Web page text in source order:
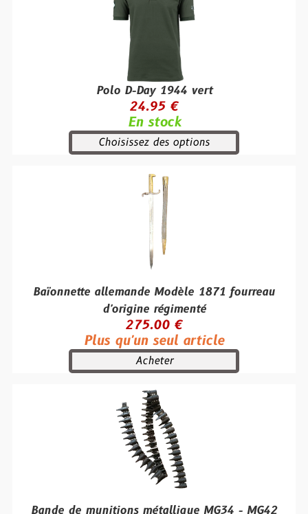
Polo D-Day 1944 vert
24.95 €
En stock
Choisissez des options
Baïonnette allemande Modèle 1871 fourreau
d'origine régimenté
275.00 €
Plus qu'un seul article
Acheter
Bande de munitions métallique MG34 - MG42